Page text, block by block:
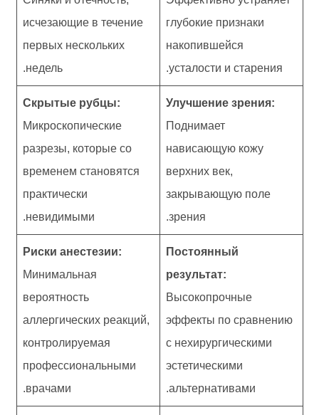
глубокие признаки
накопившейся
усталости и старения.
исчезающие в течение
первых нескольких
недель.
Улучшение зрения:
Поднимает
нависающую кожу
верхних век,
закрывающую поле
зрения.
Скрытые рубцы:
Микроскопические
разрезы, которые со
временем становятся
практически
невидимыми.
Постоянный
результат:
Высокопрочные
эффекты по сравнению
с нехирургическими
эстетическими
альтернативами.
Риски анестезии:
Минимальная
вероятность
аллергических реакций,
контролируемая
профессиональными
врачами.